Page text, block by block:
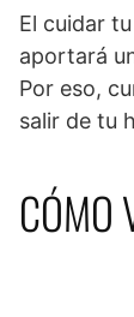
El cuidar
aportará
Por eso,
salir de tu
CÓMO